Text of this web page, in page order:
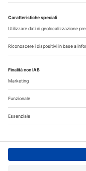
©2026 Edra S.p.a |
20134 Milano (Italy)
Registrazione